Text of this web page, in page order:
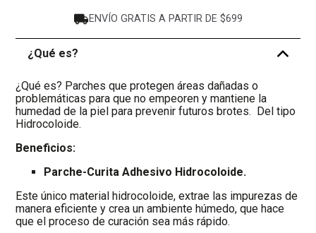
ENVÍO GRATIS A PARTIR DE $699
¿Qué es? -
¿Qué es? Parches que protegen áreas dañadas o
problemáticas para que no empeoren y mantiene la
humedad de la piel para prevenir futuros brotes. Del tipo
Hidrocoloide.
Beneficios:
Parche-Curita Adhesivo Hidrocoloide.
Este único material hidrocoloide, extrae las impurezas de
manera eficiente y crea un ambiente húmedo, que hace
que el proceso de curación sea más rápido.